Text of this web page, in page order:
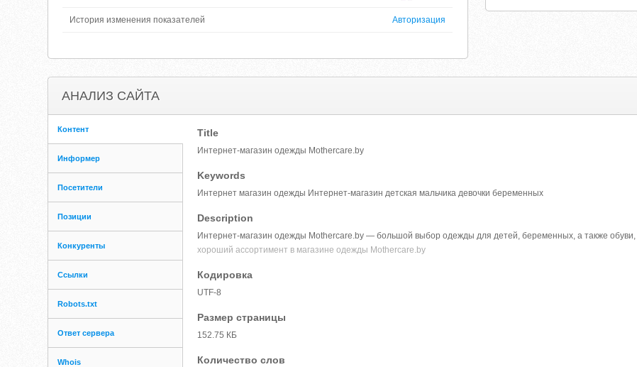
История изменения показателей Авторизация
АНАЛИЗ САЙТА
Контент
Информер
Посетители
Позиции
Конкуренты
Ссылки
Robots.txt
Ответ сервера
Whois
Title
Интернет-магазин одежды Mothercare.by
Keywords
Интернет магазин одежды Интернет-магазин детская мальчика девочки беременных
Description
Интернет-магазин одежды Mothercare.by — большой выбор одежды для детей, беременных, а также
хороший ассортимент в магазине одежды Mothercare.by
Кодировка
UTF-8
Размер страницы
152.75 КБ
Количество слов